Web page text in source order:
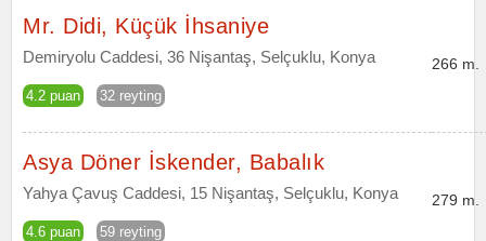
Mr. Didi, Küçük İhsaniye
Demiryolu Caddesi, 36 Nişantaş, Selçuklu, Konya
4.2 puan 32 reyting
266 m.
Asya Döner İskender, Babalık
Yahya Çavuş Caddesi, 15 Nişantaş, Selçuklu, Konya
4.6 puan 59 reyting
279 m.